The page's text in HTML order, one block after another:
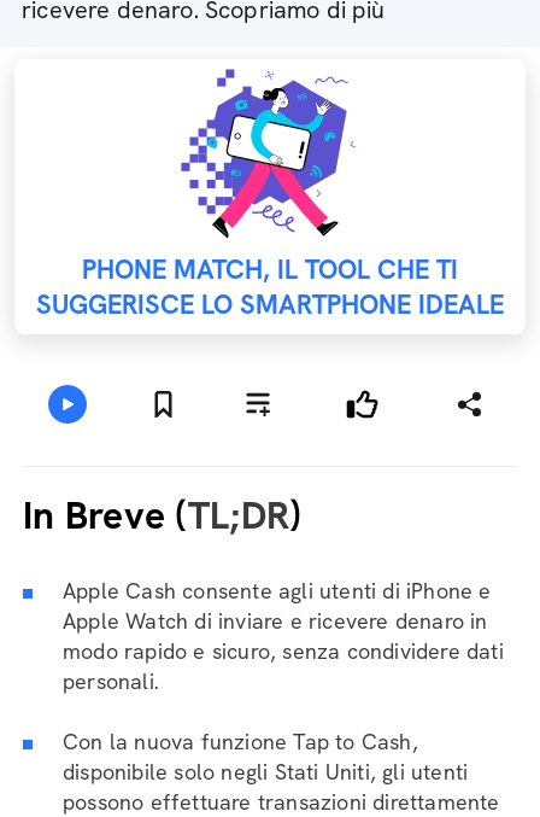
ricevere denaro. Scopriamo di più
PHONE MATCH, IL TOOL CHE TI
SUGGERISCE LO SMARTPHONE IDEALE
In Breve (TL;DR)
Apple Cash consente agli utenti di iPhone e
Apple Watch di inviare e ricevere denaro in
modo rapido e sicuro, senza condividere dati
personali.
Con la nuova funzione Tap to Cash,
disponibile solo negli Stati Uniti, gli utenti
possono effettuare transazioni direttamente